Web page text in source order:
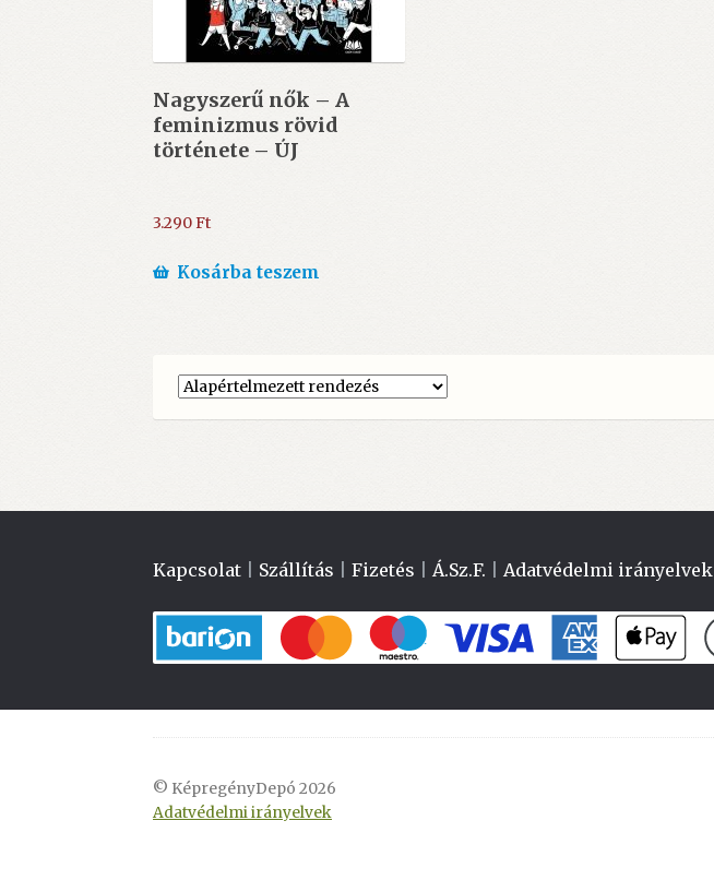
Nagyszerű nők – A
feminizmus rövid
története – ÚJ
3.290Ft
Kosárba teszem
Kapcsolat Szállítás |Fizetés Á.Sz.F. Adatvédelmi irányelvek
© KépregényDepó 2026
Adatvédelmi irányelvek